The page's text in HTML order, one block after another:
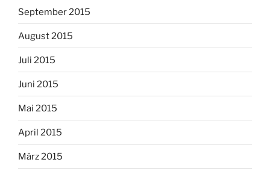
September 2015
August 2015
Juli 2015
Juni 2015
Mai 2015
April 2015
März 2015